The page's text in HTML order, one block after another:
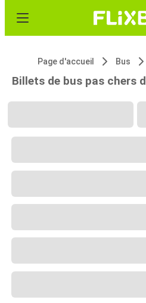
Page d'accueil Bus
Billets de bus pas chers